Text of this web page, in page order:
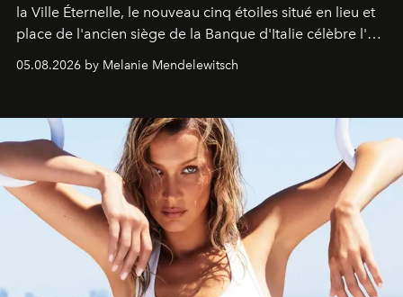
la Ville Éternelle, le nouveau cinq étoiles situé en lieu et
place de l'ancien siège de la Banque d'Italie célèbre l'art
de vivre Romain dans toute son élégance intemporelle.
05.08.2026 by Melanie Mendelewitsch